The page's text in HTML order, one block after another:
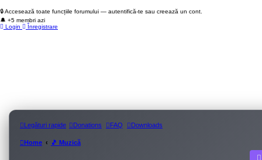
🔒 Accesează toate funcțiile forumului — autentifică-te sau creează un cont.
🔔 +5 membri azi
Login
Înregistrare
Legături rapide Donations FAQ Downloads
Home 🎵 Muzică